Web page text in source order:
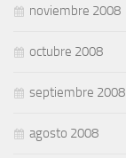
noviembre 2008
octubre 2008
septiembre 2008
agosto 2008